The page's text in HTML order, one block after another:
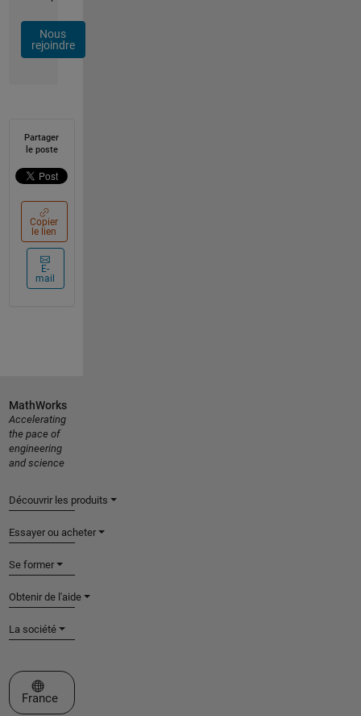
Nous
rejoindre
Partager
le poste
Copier
le lien
E-
mail
MathWorks
Accelerating
the pace of
engineering
and science
Découvrir les produits
Essayer ou acheter
Se former
Obtenir de l'aide
La société
Sélectionner un site web
France